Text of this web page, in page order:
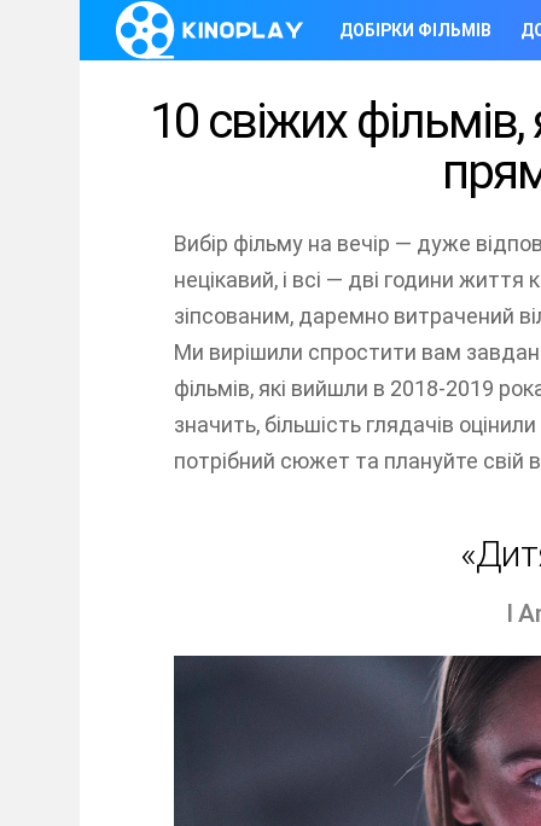
ДОБІРКИ ФІЛЬМІВ
10 свіжих
Вибір фільму на вечір — дуже
нецікавий, і всі — дві години
зіпсованим, даремно витрачений
Ми вирішили спростити вам
фільмів, які вийшли в 2018-2019
значить, більшість глядачів
потрібний сюжет та плануйте свій
I